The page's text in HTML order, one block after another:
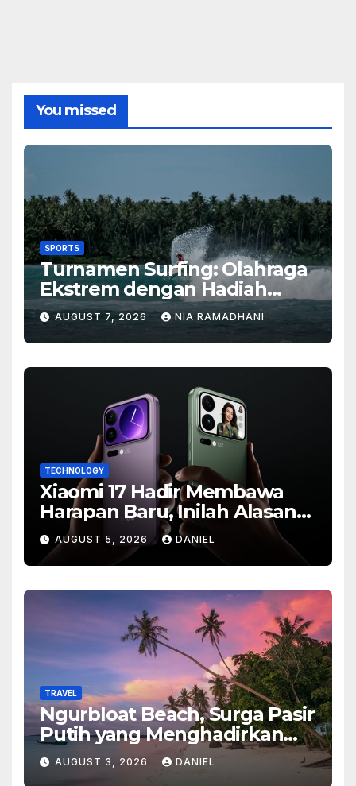
You missed
SPORTS
Turnamen Surfing: Olahraga
Ekstrem dengan Hadiah
Besar
AUGUST 7, 2026 NIA RAMADHANI
TECHNOLOGY
Xiaomi 17 Hadir Membawa
Harapan Baru, Inilah Alasan
Banyak Orang Menantikan
Ponsel Flagship Ini
AUGUST 5, 2026 DANIEL
TRAVEL
Ngurbloat Beach, Surga Pasir
Putih yang Menghadirkan
Ketenangan dan Pesona
Alam Tak Terlupakan
AUGUST 3, 2026 DANIEL